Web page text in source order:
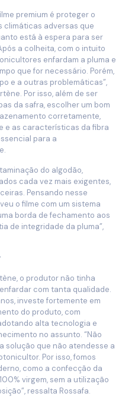
premium é proteger o
climáticas adversas que
está à espera para ser
a colheita, com o intuito
enfardam a pluma e
que for necessário. Porém,
e a outras problemáticas”,
Por isso, além de ser
da safra, escolher um bom
corretamente,
e as características da fibra
para a
do algodão,
cada vez mais exigentes,
Pensando nesse
o filme com um sistema
borda de fechamento aos
de integridade da pluma”,
o produtor não tinha
com tanta qualidade.
investe fortemente em
do produto, com
alta tecnologia e
no assunto. “Não
solução que não atendesse a
Por isso, fomos
como a confecção da
virgem, sem a utilização
ressalta Rossafa.